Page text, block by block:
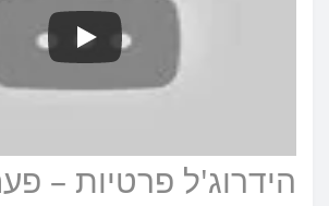
הידרוג'ל פרטיות –